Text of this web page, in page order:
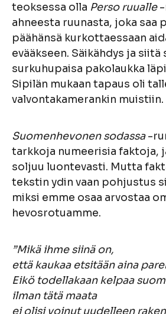
teoksessa olla Perso ruualle-
ahneesta ruunasta, joka saa
päähänsä kurkottaessaan
evääkseen. Säikähdys ja siitä
surkuhupaisa pakolaukka
Sipilän mukaan tapaus oli
valvontakamerankin muistiin.
Suomenhevonen sodassa-
tarkkoja numeerisia faktoja,
soljuu luontevasti. Mutta
tekstin ydin vaan pohjustus
miksi emme osaa arvostaa
hevosrotuamme.
”Mikä ihme siinä on,
että kaukaa etsitään aina
Eikö todellakaan kelpaa
ilman tätä maata
ei olisi voinut uudelleen